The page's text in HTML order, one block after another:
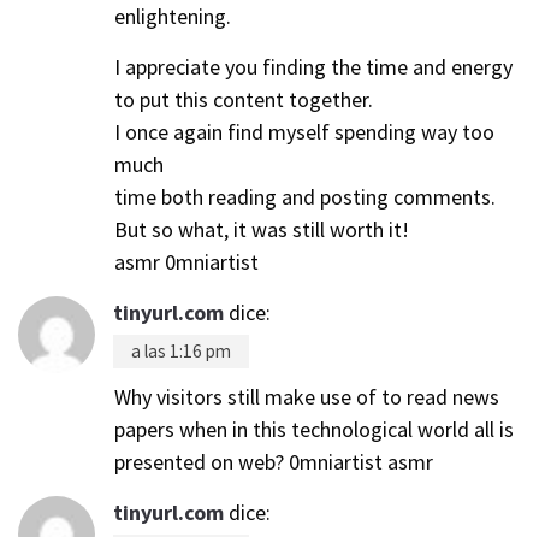
enlightening.
I appreciate you finding the time and energy
to put this content together.
I once again find myself spending way too
much
time both reading and posting comments.
But so what, it was still worth it!
asmr 0mniartist
tinyurl.com dice:
a las 1:16 pm
Why visitors still make use of to read news
papers when in this technological world all is
presented on web? 0mniartist asmr
tinyurl.com dice: